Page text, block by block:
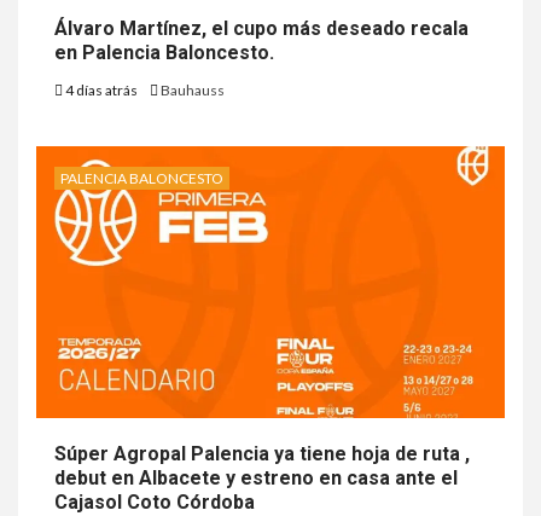
Álvaro Martínez, el cupo más deseado recala
en Palencia Baloncesto.
4 días atrás Bauhauss
PALENCIA BALONCESTO
Súper Agropal Palencia ya tiene hoja de ruta ,
debut en Albacete y estreno en casa ante el
Cajasol Coto Córdoba